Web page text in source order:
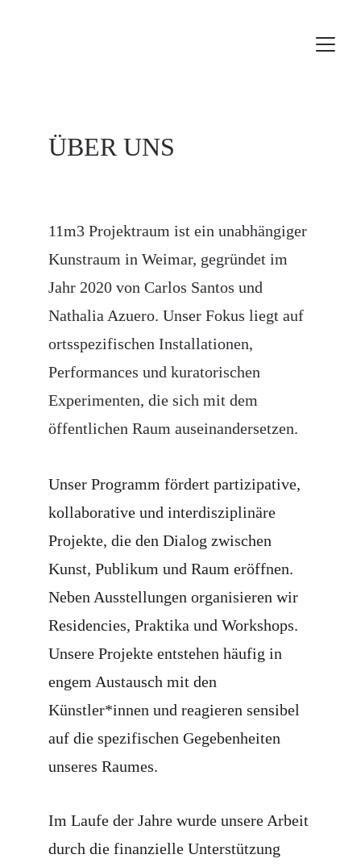
ÜBER UNS
11m3 Projektraum ist ein unabhängiger
Kunstraum in Weimar, gegründet im
Jahr 2020 von Carlos Santos und
Nathalia Azuero. Unser Fokus liegt auf
ortsspezifischen Installationen,
Performances und kuratorischen
Experimenten, die sich mit dem
öffentlichen Raum auseinandersetzen.
Unser Programm fördert partizipative,
kollaborative und interdisziplinäre
Projekte, die den Dialog zwischen
Kunst, Publikum und Raum eröffnen.
Neben Ausstellungen organisieren wir
Residencies, Praktika und Workshops.
Unsere Projekte entstehen häufig in
engem Austausch mit den
Künstler*innen und reagieren sensibel
auf die spezifischen Gegebenheiten
unseres Raumes.
Im Laufe der Jahre wurde unsere Arbeit
durch die finanzielle Unterstützung